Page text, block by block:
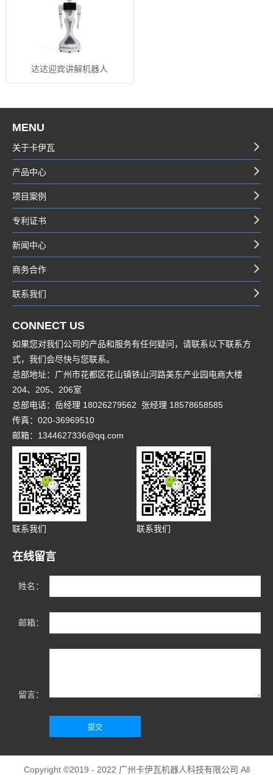
达达迎宾讲解机器人
MENU
关于卡伊瓦
产品中心
项目案例
专利证书
新闻中心
商务合作
联系我们
CONNECT US
如果您对我们公司的产品和服务有任何疑问，请联系以下联系方
式，我们会尽快与您联系。
总部地址：广州市花都区花山镇铁山河路美东产业园电商大楼
204、205、206室
总部电话：岳经理 18026279562 张经理 18578658585
传真：020-36969510
邮箱：1344627336@qq.com
联系我们 联系我们
在线留言
姓名：
邮箱：
留言：
Copyright ©2019 - 2022 广州卡伊瓦机器人科技有限公司 All